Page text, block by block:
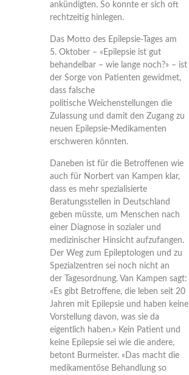
ankündigten. So konnte er sich oft
rechtzeitig hinlegen.
Das Motto des Epilepsie-Tages am
5. Oktober – «Epilepsie ist gut
behandelbar – wie lange noch?» – ist
der Sorge von Patienten gewidmet,
dass falsche
politische Weichenstellungen die
Zulassung und damit den Zugang zu
neuen Epilepsie-Medikamenten
erschweren könnten.
Daneben ist für die Betroffenen wie
auch für Norbert van Kampen klar,
dass es mehr spezialisierte
Beratungsstellen in Deutschland
geben müsste, um Menschen nach
einer Diagnose in sozialer und
medizinischer Hinsicht aufzufangen.
Der Weg zum Epileptologen und zu
Spezialzentren sei noch nicht an
der Tagesordnung. Van Kampen sagt:
«Es gibt Betroffene, die leben seit 20
Jahren mit Epilepsie und haben keine
Vorstellung davon, was sie da
eigentlich haben.» Kein Patient und
keine Epilepsie sei wie die andere,
betont Burmeister. «Das macht die
medikamentöse Behandlung so